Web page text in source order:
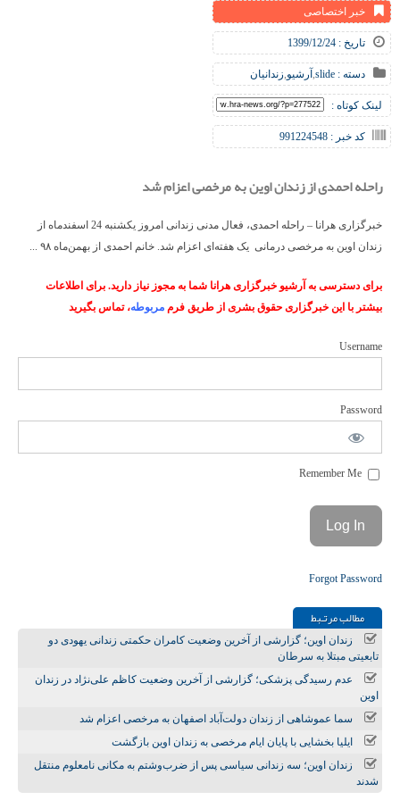
خبر اختصاصی
تاریخ : 1399/12/24
دسته : slide
,آرشیو,زندانیان
لینک کوتاه :
کد خبر : 991224548
راحله احمدی از زندان اوین به مرخصی اعزام شد
خبرگزاری هرانا – راحله احمدی، فعال مدنی زندانی امروز یکشنبه 24 اسفندماه از
زندان اوین به مرخصی درمانی یک هفته‌ای اعزام شد. خانم احمدی از بهمن‌ماه ۹۸ ...
برای دسترسی به آرشیو خبرگزاری هرانا شما به مجوز نیاز دارید. برای اطلاعات
بیشتر با این خبرگزاری حقوق بشری از طریق فرم مربوطه، تماس بگیرید
Username
Password
Forgot Password
مطالب مرتـبط
زندان اوین؛ گزارشی از آخرین وضعیت کامران حکمتی زندانی یهودی دو
تابعیتی مبتلا به سرطان
عدم رسیدگی پزشکی؛ گزارشی از آخرین وضعیت کاظم علی‌نژاد در زندان
اوین
سما عموشاهی از زندان دولت‌آباد اصفهان به مرخصی اعزام شد
ایلیا بخشایی با پایان ایام مرخصی به زندان اوین بازگشت
زندان اوین؛ سه زندانی سیاسی پس از ضرب‌وشتم به مکانی نامعلوم منتقل
شدند